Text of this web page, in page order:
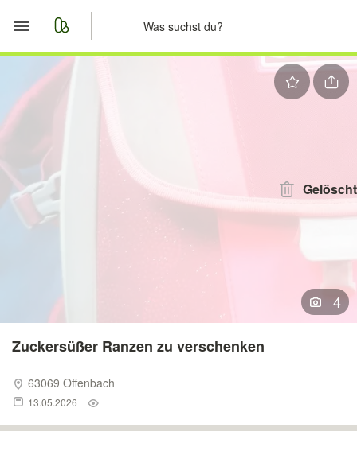
Start
Nachrichten
Anzeige aufgeben
Gelöscht
4
Zuckersüßer Ranzen zu verschenken
63069 Offenbach
13.05.2026